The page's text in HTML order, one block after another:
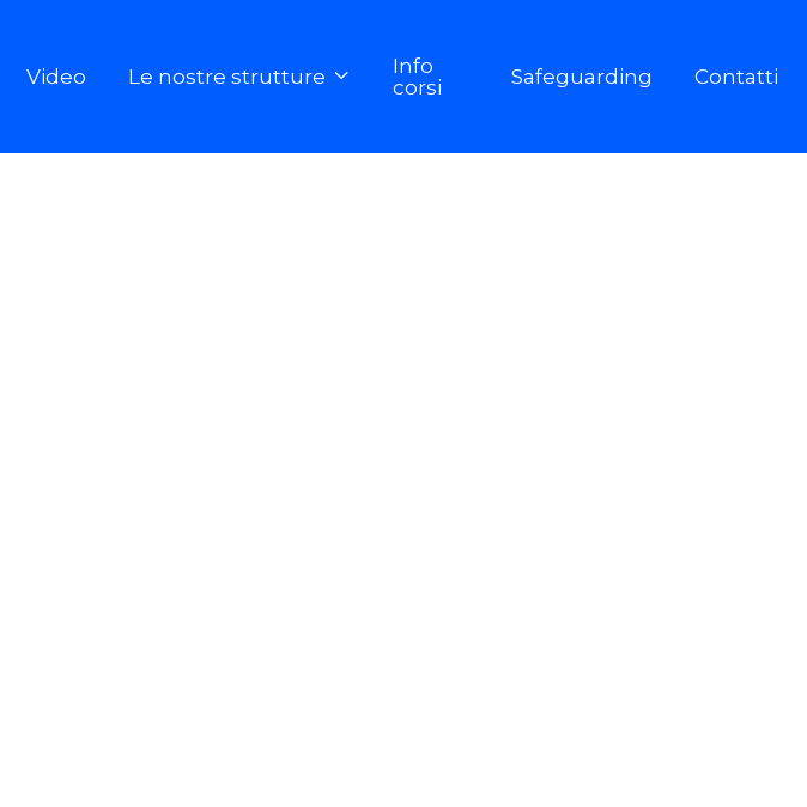
Video Le nostre strutture 
Info
corsi
Safeguarding Contatti